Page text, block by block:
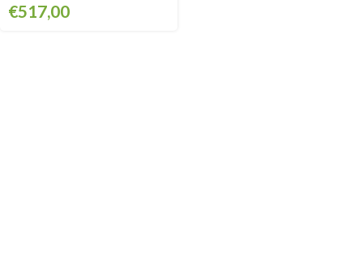
€517,00